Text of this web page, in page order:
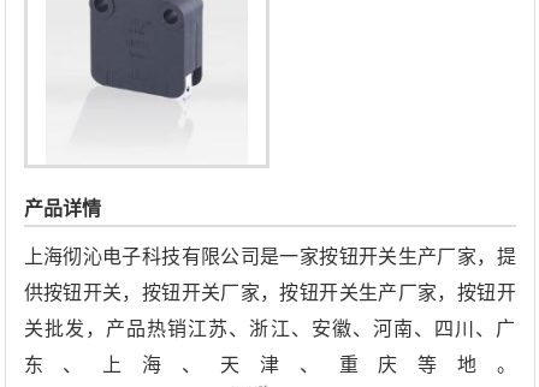
产品详情
上海彻沁电子科技有限公司是一家按钮开关生产厂家，提
供按钮开关，按钮开关厂家，按钮开关生产厂家，按钮开
关批发，产品热销江苏、浙江、安徽、河南、四川、广
东、上海、天津、重庆等地。